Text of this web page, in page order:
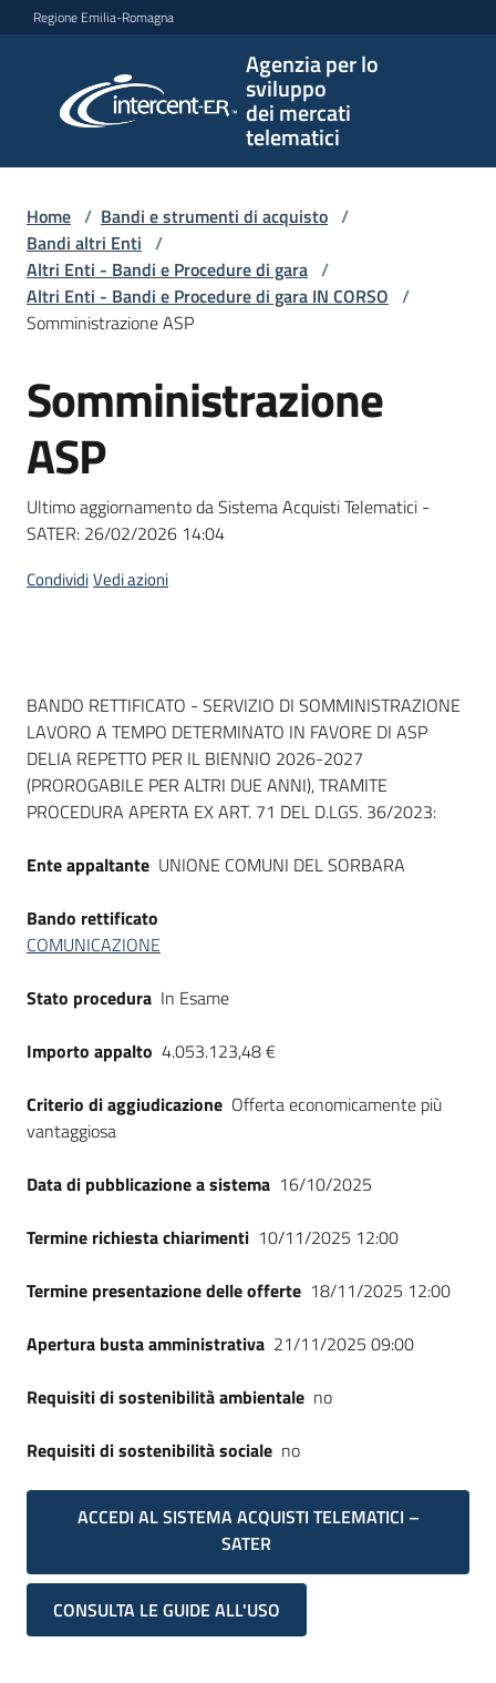
Vai al contenuto
Vai alla navigazione
Vai al footer
Regione Emilia-Romagna
Agenzia per lo
sviluppo
dei mercati
telematici
per lo
sviluppo
telematici
L'Agenzia
Bandi
strumenti
acquisto
telematiche
English
site
Seguici
Home / Bandi e strumenti di acquisto /
Bandi altri Enti /
Altri Enti - Bandi e Procedure di gara /
Altri Enti - Bandi e Procedure di gara IN CORSO /
Somministrazione ASP
Salta al contenuto
Somministrazione
ASP
Ultimo aggiornamento da Sistema Acquisti Telematici -
SATER: 26/02/2026 14:04
CondividiVedi azioni
Dati del bando
BANDO RETTIFICATO - SERVIZIO DI SOMMINISTRAZIONE
LAVORO A TEMPO DETERMINATO IN FAVORE DI ASP
DELIA REPETTO PER IL BIENNIO 2026-2027
(PROROGABILE PER ALTRI DUE ANNI), TRAMITE
PROCEDURA APERTA EX ART. 71 DEL D.LGS. 36/2023:
Ente appaltante UNIONE COMUNI DEL SORBARA
Bando rettificato
COMUNICAZIONE
Stato procedura In Esame
Importo appalto 4.053.123,48 €
Criterio di aggiudicazione Offerta economicamente più
vantaggiosa
Data di pubblicazione a sistema 16/10/2025
Termine richiesta chiarimenti 10/11/2025 12:00
Termine presentazione delle offerte 18/11/2025 12:00
Apertura busta amministrativa 21/11/2025 09:00
Requisiti di sostenibilità ambientale no
Requisiti di sostenibilità sociale no
ACCEDI AL SISTEMA ACQUISTI TELEMATICI –
SATER
CONSULTA LE GUIDE ALL'USO